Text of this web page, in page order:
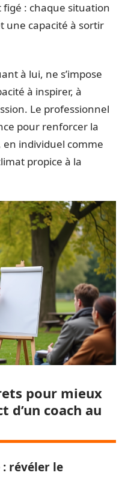
figé : chaque situation
une capacité à sortir
à lui, ne s’impose
à inspirer, à
Le professionnel
pour renforcer la
en individuel comme
propice à la
pour mieux
d’un coach au
révéler le